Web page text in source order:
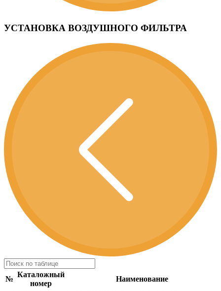
УСТАНОВКА ВОЗДУШНОГО ФИЛЬТРА
№
Каталожный
номер
Наименование